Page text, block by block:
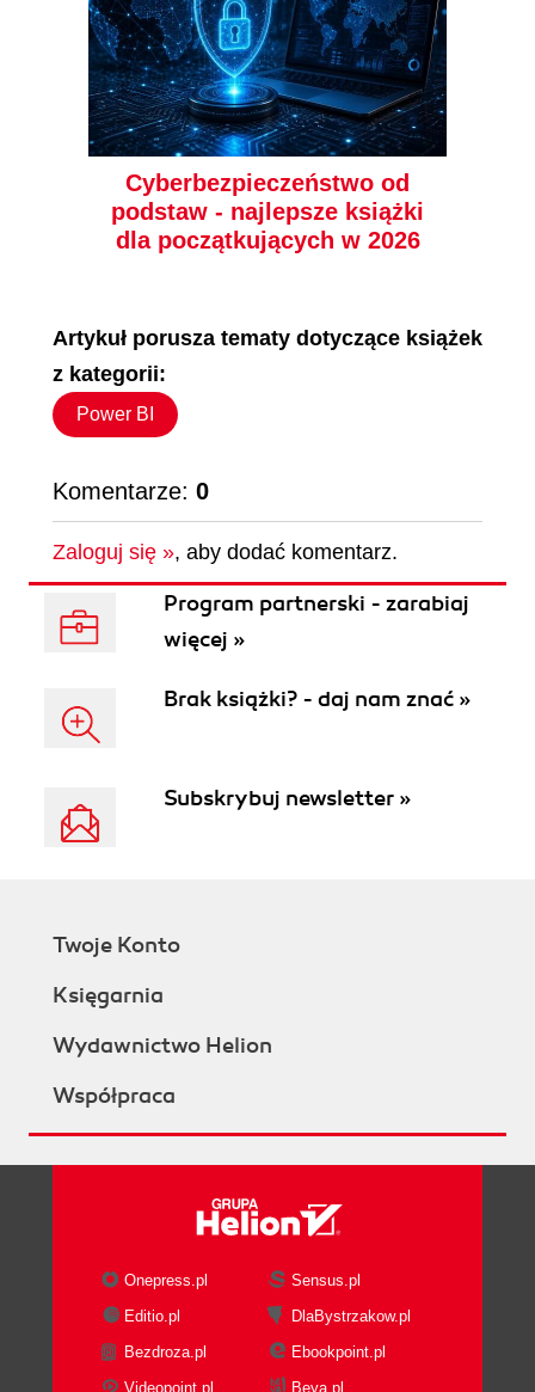
Cyberbezpieczeństwo od
podstaw - najlepsze książki
dla początkujących w 2026
Artykuł porusza tematy dotyczące książek
z kategorii:
Power BI
Komentarze: 0
Zaloguj się », aby dodać komentarz.
Program partnerski - zarabiaj
więcej »
Brak książki? - daj nam znać »
Subskrybuj newsletter »
Twoje Konto
Księgarnia
Wydawnictwo Helion
Współpraca
Onepress.pl
Sensus.pl
Editio.pl
DlaBystrzakow.pl
Bezdroza.pl
Ebookpoint.pl
Videopoint.pl
Beya.pl